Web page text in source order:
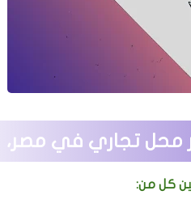
محل تجاري في مصر،
كل من: